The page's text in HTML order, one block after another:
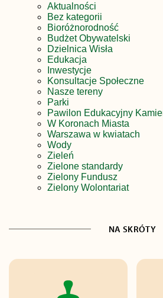
Aktualności
Bez kategorii
Bioróżnorodność
Budżet Obywatelski
Dzielnica Wisła
Edukacja
Inwestycje
Konsultacje Społeczne
Nasze tereny
Parki
Pawilon Edukacyjny
W Koronach Miasta
Warszawa w kwiatach
Wody
Zieleń
Zielone standardy
Zielony Fundusz
Zielony Wolontariat
NA SKRÓTY